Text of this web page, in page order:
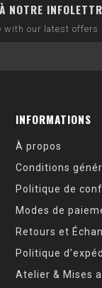
NOTRE
with our latest offers
INFORMATIONS
À propos
Conditions
Politique de
Modes de
Retours et
Politique
Atelier & Mises